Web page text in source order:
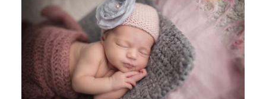
Mya , 13 jours, séance nourrisson,
photographe nouveau-né Castres